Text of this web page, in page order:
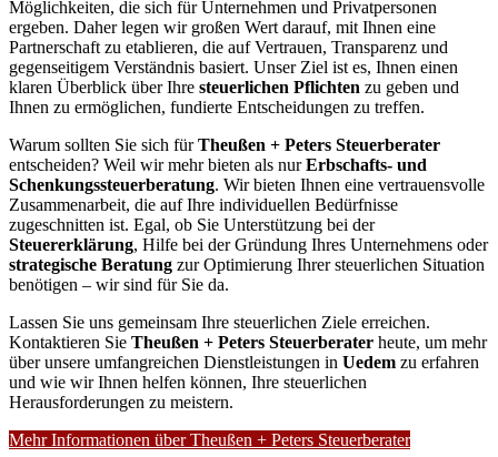
Möglichkeiten, die sich für Unternehmen und Privatpersonen
ergeben. Daher legen wir großen Wert darauf, mit Ihnen eine
Partnerschaft zu etablieren, die auf Vertrauen, Transparenz und
gegenseitigem Verständnis basiert. Unser Ziel ist es, Ihnen einen
klaren Überblick über Ihre steuerlichen Pflichten zu geben und
Ihnen zu ermöglichen, fundierte Entscheidungen zu treffen.
Warum sollten Sie sich fürTheußen + Peters Steuerberater
entscheiden? Weil wir mehr bieten als nurErbschafts- und
Schenkungssteuerberatung. Wir bieten Ihnen eine vertrauensvolle
Zusammenarbeit, die auf Ihre individuellen Bedürfnisse
zugeschnitten ist. Egal, ob Sie Unterstützung bei der
Steuererklärung, Hilfe bei der Gründung Ihres Unternehmens oder
strategische Beratung zur Optimierung Ihrer steuerlichen Situation
benötigen – wir sind für Sie da.
Lassen Sie uns gemeinsam Ihre steuerlichen Ziele erreichen.
Kontaktieren Sie Theußen + Peters Steuerberater heute, um mehr
über unsere umfangreichen Dienstleistungen in Uedem zu erfahren
und wie wir Ihnen helfen können, Ihre steuerlichen
Herausforderungen zu meistern.
Mehr Informationen über Theußen + Peters Steuerberater